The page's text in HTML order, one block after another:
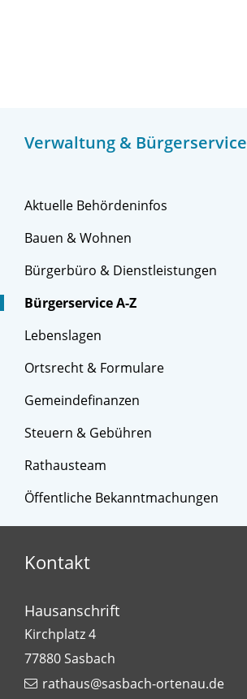
Verwaltung & Bürgerservice
Aktuelle Behördeninfos
Bauen & Wohnen
Bürgerbüro & Dienstleistungen
Bürgerservice A-Z
Lebenslagen
Ortsrecht & Formulare
Gemeindefinanzen
Steuern & Gebühren
Rathausteam
Öffentliche Bekanntmachungen
Kontakt
Hausanschrift
Kirchplatz 4
77880Sasbach
rathaus@sasbach-ortenau.de